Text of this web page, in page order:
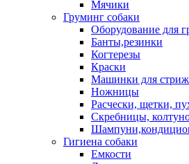
Мячики
Груминг собаки
Оборудование для
Банты,резинки
Когтерезы
Краски
Машинки для
Ножницы
Расчески, щетки,
Скребницы,
Гигиена собаки
Емкости